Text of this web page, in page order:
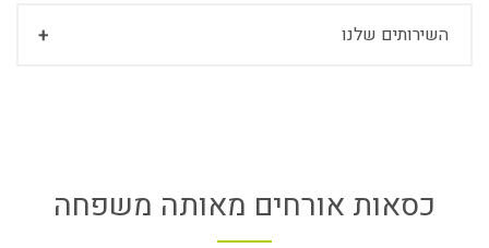
השירותים שלנו
כסאות אורחים מאותה משפחה